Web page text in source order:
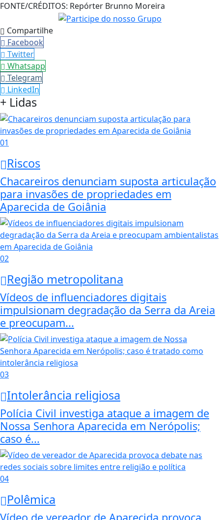
FONTE/CRÉDITOS: Repórter Brunno Moreira
Compartilhe
Facebook
Twitter
Whatsapp
Telegram
LinkedIn
+ Lidas
01
Riscos
Chacareiros denunciam suposta articulação
para invasões de propriedades em
Aparecida de Goiânia
02
Região metropolitana
Vídeos de influenciadores digitais
impulsionam degradação da Serra da Areia
e preocupam...
03
Intolerância religiosa
Polícia Civil investiga ataque a imagem de
Nossa Senhora Aparecida em Nerópolis;
caso é...
04
Polêmica